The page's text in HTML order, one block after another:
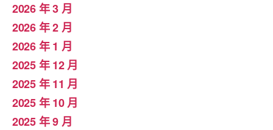
2026 年 3 月
2026 年 2 月
2026 年 1 月
2025 年 12 月
2025 年 11 月
2025 年 10 月
2025 年 9 月